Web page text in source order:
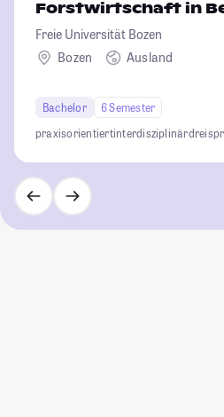
Forstwirtschaft in
Freie Universität Bozen
Bozen
Ausland
Bachelor
6 Semester
praxisorientiertinterdisziplinär